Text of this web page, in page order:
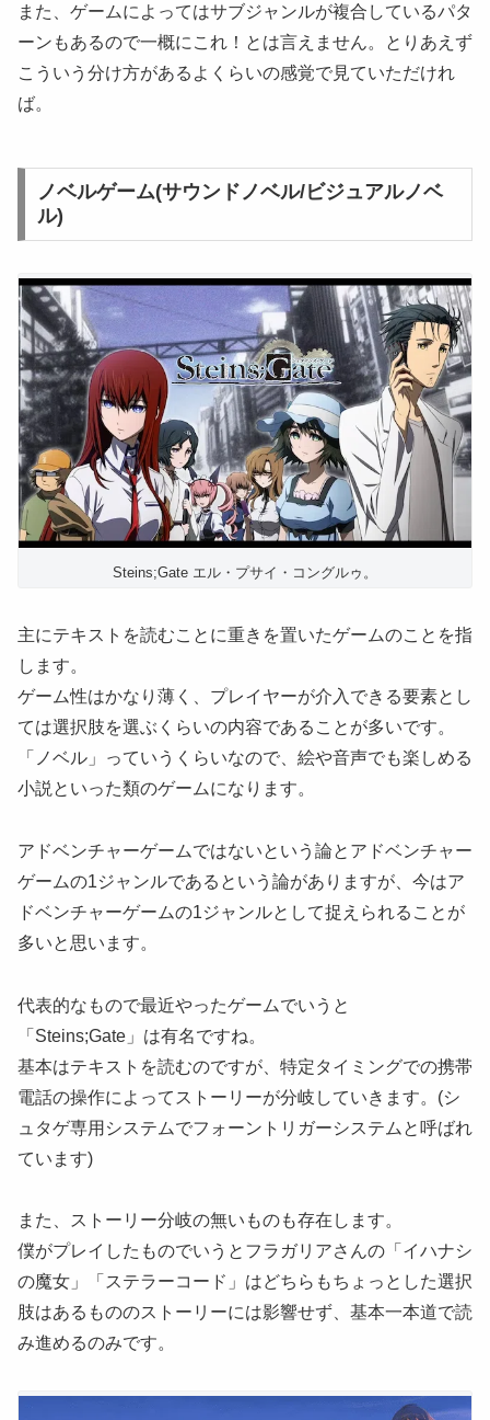
また、ゲームによってはサブジャンルが複合しているパタ
ーンもあるので一概にこれ！とは言えません。とりあえず
こういう分け方があるよくらいの感覚で見ていただけれ
ば。
ノベルゲーム(サウンドノベル/ビジュアルノベ
ル)
Steins;Gate エル・プサイ・コングルゥ。
主にテキストを読むことに重きを置いたゲームのことを指
します。
ゲーム性はかなり薄く、プレイヤーが介入できる要素とし
ては選択肢を選ぶくらいの内容であることが多いです。
「ノベル」っていうくらいなので、絵や音声でも楽しめる
小説といった類のゲームになります。
アドベンチャーゲームではないという論とアドベンチャー
ゲームの1ジャンルであるという論がありますが、今はア
ドベンチャーゲームの1ジャンルとして捉えられることが
多いと思います。
代表的なもので最近やったゲームでいうと
「Steins;Gate」は有名ですね。
基本はテキストを読むのですが、特定タイミングでの携帯
電話の操作によってストーリーが分岐していきます。(シ
ュタゲ専用システムでフォーントリガーシステムと呼ばれ
ています)
また、ストーリー分岐の無いものも存在します。
僕がプレイしたものでいうとフラガリアさんの「イハナシ
の魔女」「ステラーコード」はどちらもちょっとした選択
肢はあるもののストーリーには影響せず、基本一本道で読
み進めるのみです。